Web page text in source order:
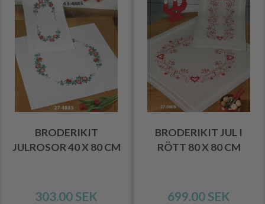
BRODERIKIT
JULROSOR 40 X 80 CM
303.00 SEK
BRODERIKIT JUL I
RÖTT 80 X 80 CM
699.00 SEK